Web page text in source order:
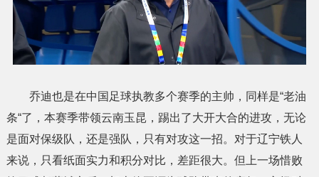
乔迪也是在中国足球执教多个赛季的主帅，同样是“老油
条“了，本赛季带领云南玉昆，踢出了大开大合的进攻，无论
是面对保级队，还是强队，只有对攻这一招。对于辽宁铁人
来说，只看纸面实力和积分对比，差距很大。但上一场惜败